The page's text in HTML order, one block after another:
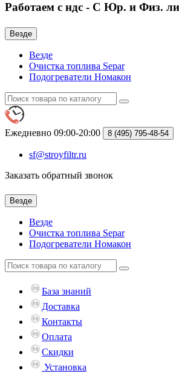
Работаем с ндс - С Юр. и Физ.
Везде
Везде
Очистка топлива Separ
Подогреватели Номакон
Ежедневно 09:00-20:00 8 (495) 795-48-54
sf@stroyfiltr.ru
Заказать обратный звонок
Везде
Везде
Очистка топлива Separ
Подогреватели Номакон
База знаний
Доставка
Контакты
Оплата
Скидки
Установка